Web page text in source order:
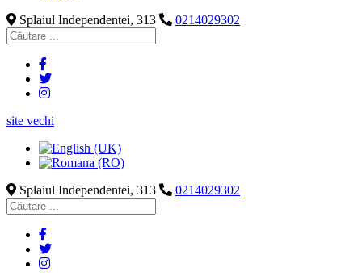
Splaiul Independentei, 313
0214029302
site vechi
Splaiul Independentei, 313 0214029302